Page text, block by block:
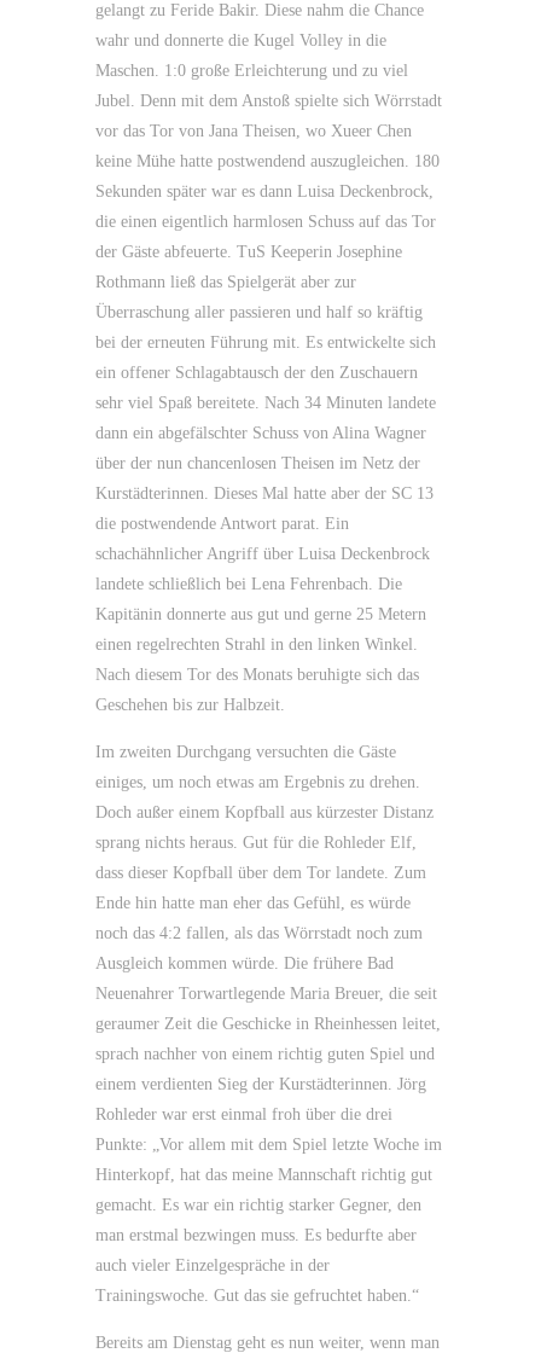
gelangt zu Feride Bakir. Diese nahm die Chance
wahr und donnerte die Kugel Volley in die
Maschen. 1:0 große Erleichterung und zu viel
Jubel. Denn mit dem Anstoß spielte sich Wörrstadt
vor das Tor von Jana Theisen, wo Xueer Chen
keine Mühe hatte postwendend auszugleichen. 180
Sekunden später war es dann Luisa Deckenbrock,
die einen eigentlich harmlosen Schuss auf das Tor
der Gäste abfeuerte. TuS Keeperin Josephine
Rothmann ließ das Spielgerät aber zur
Überraschung aller passieren und half so kräftig
bei der erneuten Führung mit. Es entwickelte sich
ein offener Schlagabtausch der den Zuschauern
sehr viel Spaß bereitete. Nach 34 Minuten landete
dann ein abgefälschter Schuss von Alina Wagner
über der nun chancenlosen Theisen im Netz der
Kurstädterinnen. Dieses Mal hatte aber der SC 13
die postwendende Antwort parat. Ein
schachähnlicher Angriff über Luisa Deckenbrock
landete schließlich bei Lena Fehrenbach. Die
Kapitänin donnerte aus gut und gerne 25 Metern
einen regelrechten Strahl in den linken Winkel.
Nach diesem Tor des Monats beruhigte sich das
Geschehen bis zur Halbzeit.
Im zweiten Durchgang versuchten die Gäste
einiges, um noch etwas am Ergebnis zu drehen.
Doch außer einem Kopfball aus kürzester Distanz
sprang nichts heraus. Gut für die Rohleder Elf,
dass dieser Kopfball über dem Tor landete. Zum
Ende hin hatte man eher das Gefühl, es würde
noch das 4:2 fallen, als das Wörrstadt noch zum
Ausgleich kommen würde. Die frühere Bad
Neuenahrer Torwartlegende Maria Breuer, die seit
geraumer Zeit die Geschicke in Rheinhessen leitet,
sprach nachher von einem richtig guten Spiel und
einem verdienten Sieg der Kurstädterinnen. Jörg
Rohleder war erst einmal froh über die drei
Punkte: „Vor allem mit dem Spiel letzte Woche im
Hinterkopf, hat das meine Mannschaft richtig gut
gemacht. Es war ein richtig starker Gegner, den
man erstmal bezwingen muss. Es bedurfte aber
auch vieler Einzelgespräche in der
Trainingswoche. Gut das sie gefruchtet haben.“
Bereits am Dienstag geht es nun weiter, wenn man